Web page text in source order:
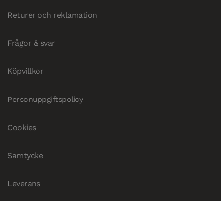
Returer och reklamation
Frågor & svar
Köpvillkor
Personuppgiftspolicy
Cookies
Samtycke
Leverans